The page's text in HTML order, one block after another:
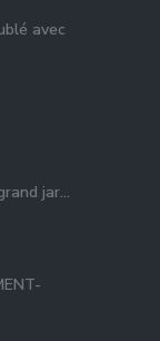
avec
jar...